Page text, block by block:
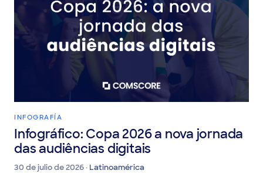
INFOGRAFÍA
Infográfico: Copa 2026 a nova jornada
das audiências digitais